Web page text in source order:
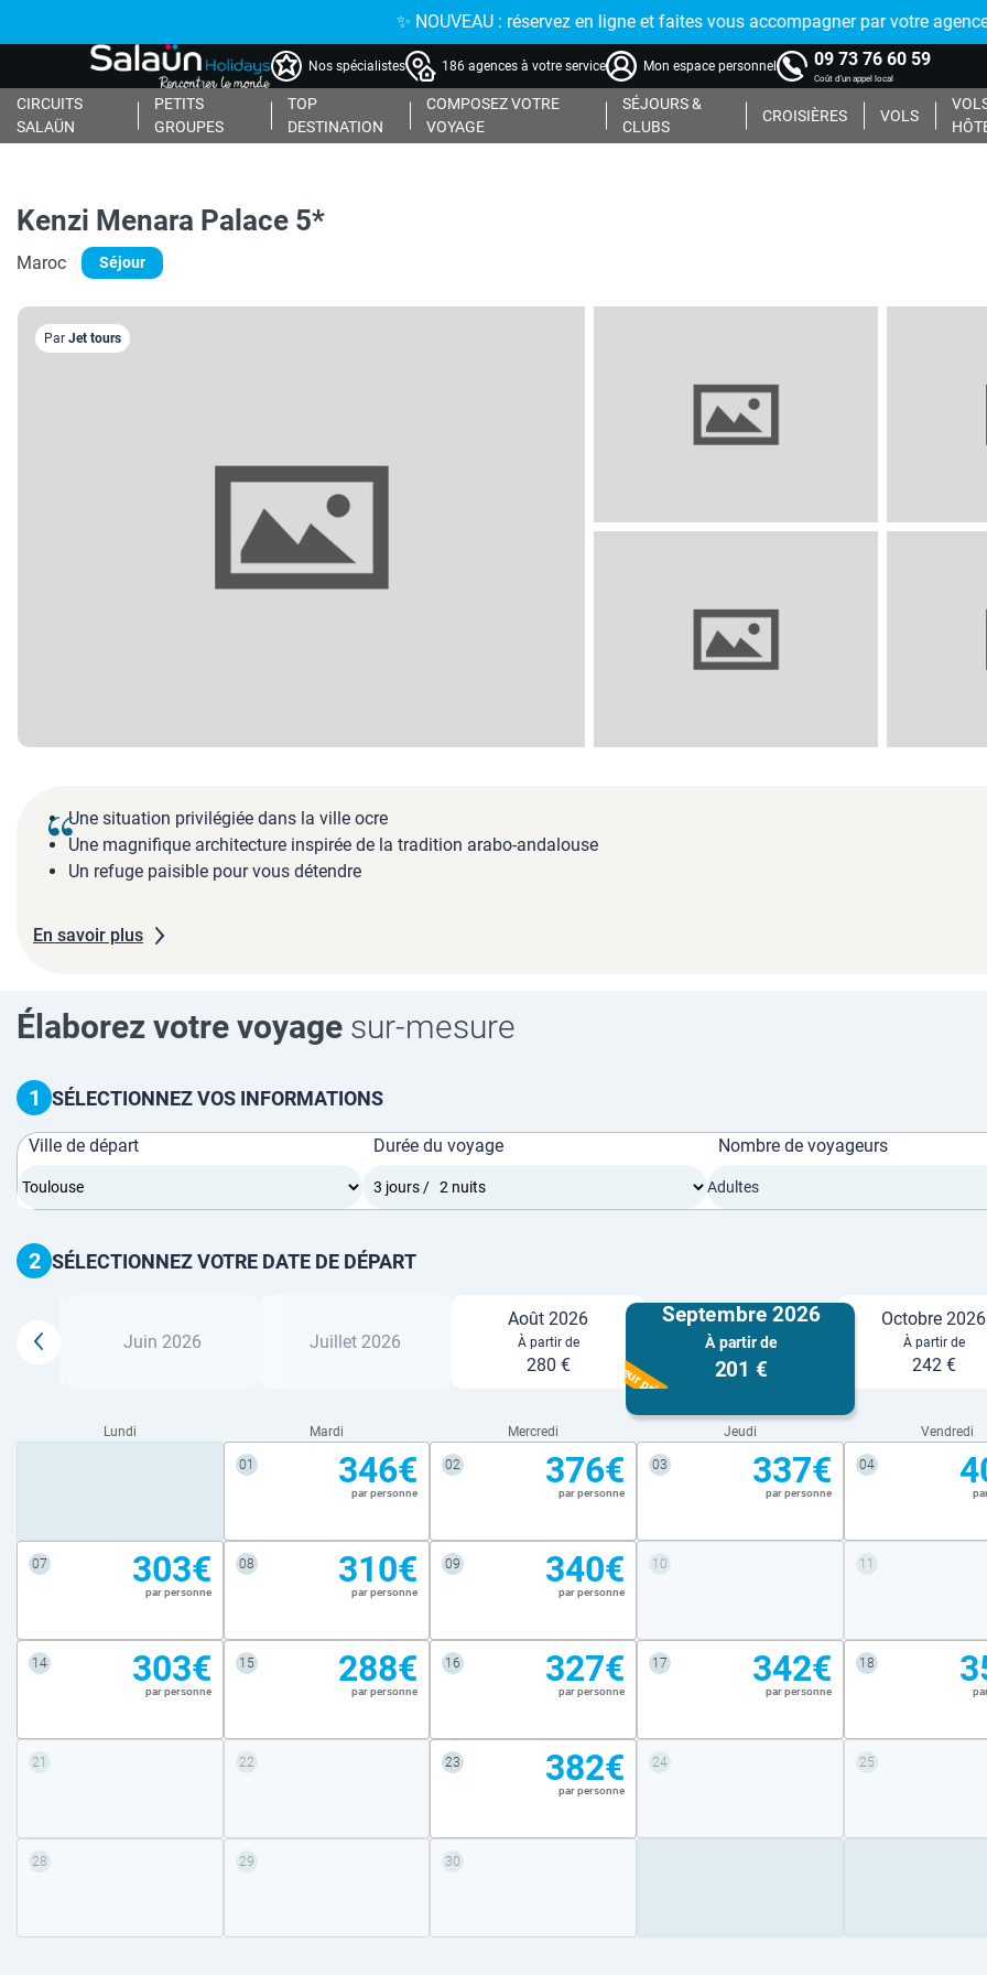
✨ NOUVEAU : réservez en ligne et faites vous accompagner par votre
Nos spécialistes 186 agences à votre service Mon espace personnel 09 73 76 60 59
Coût d'un appel local
CIRCUITS
SALAÜN
PETITS
GROUPES
TOP
DESTINATION
COMPOSEZ VOTRE
VOYAGE
SÉJOURS &
CLUBS
CROISIÈRES VOLS
Kenzi Menara Palace 5*
Maroc Séjour
Par Jet tours
Une situation privilégiée dans la ville ocre
Une magnifique architecture inspirée de la tradition arabo-andalouse
Un refuge paisible pour vous détendre
En savoir plus
Élaborez votre voyage sur-mesure
1 SÉLECTIONNEZ VOS INFORMATIONS
Ville de départ Durée du voyage Nombre de voyageurs
Adultes
2 SÉLECTIONNEZ VOTRE DATE DE DÉPART
Juin 2026 Juillet 2026
Août 2026
À partir de
280 €
Septembre 2026
À partir de
201 €
Meilleur prix
Octobre 2026
À partir de
242 €
Lundi Mardi Mercredi Jeudi Vendredi
01 346€
par personne
02 376€
par personne
03 337€
par personne
04
07 303€
par personne
08 310€
par personne
09 340€
par personne
10 11
14 303€
par personne
15 288€
par personne
16 327€
par personne
17 342€
par personne
18
21 22 23 382€
par personne
24 25
28 29 30